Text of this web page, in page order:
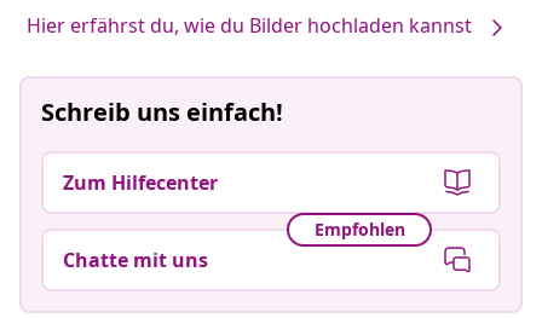
Hier erfährst du, wie du Bilder hochladen kannst
Schreib uns einfach!
Zum Hilfecenter
Empfohlen
Chatte mit uns